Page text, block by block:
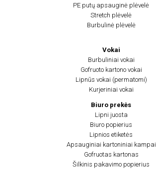
PE putų apsauginė plėvelė
Stretch plėvelė
Burbulinė plėvelė
Vokai
Burbuliniai vokai
Gofruoto kartono vokai
Lipnūs vokai (permatomi)
Kurjeriniai vokai
Biuro prekės
Lipni juosta
Biuro popierius
Lipnios etiketės
Apsauginiai kartoniniai kampai
Gofruotas kartonas
Šilkinis pakavimo popierius